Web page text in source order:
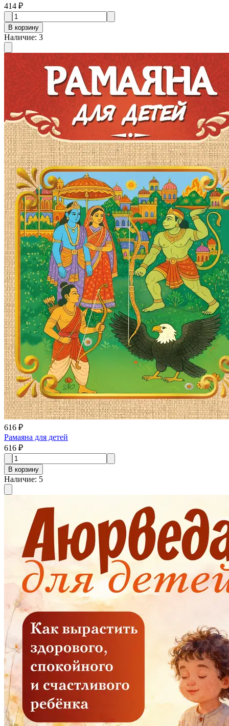
414 ₽
В корзину
Наличие: 3
616 ₽
Рамаяна для детей
616 ₽
В корзину
Наличие: 5